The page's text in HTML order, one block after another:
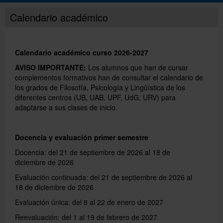
Relaciones externas
Directorio
English
Calendario académico
Calendario académico curso 2026-2027
AVISO IMPORTANTE: Los alumnos que han de cursar
complementos formativos han de consultar el calendario de
los grados de Filosofía, Psicología y Lingüística de los
diferentes centros (UB, UAB, UPF, UdG, URV) para
adaptarse a sus clases de inicio.
Docencia y evaluación primer semestre
Docencia: del 21 de septiembre de 2026 al 18 de
diciembre de 2026
Evaluación continuada: del 21 de septiembre de 2026 al
18 de diciembre de 2026
Evaluación única: del 8 al 22 de enero de 2027
Reevaluación: del 1 al 19 de febrero de 2027